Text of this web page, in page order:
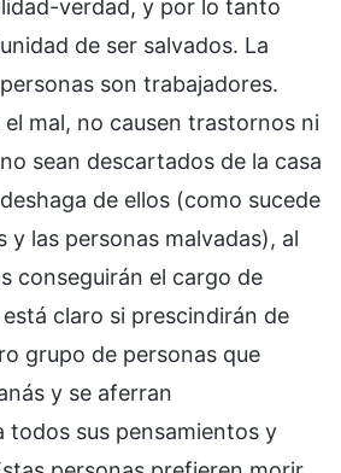
verdad, y por lo tanto
de ser salvados. La
son trabajadores.
mal, no causen trastornos ni
sean descartados de la casa
de ellos (como sucede
y las personas malvadas), al
conseguirán el cargo de
claro si prescindirán de
grupo de personas que
y se aferran
todos sus pensamientos y